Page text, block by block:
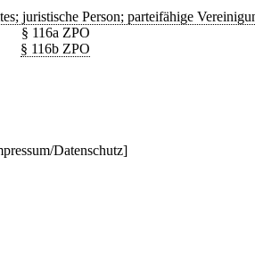
juristische Person; parteifähige
§ 116a ZPO
§ 116b ZPO
Datenschutz]